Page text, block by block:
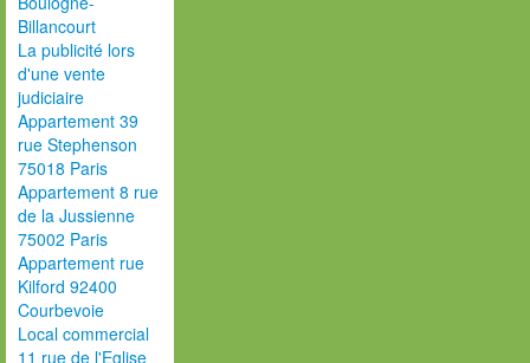
Billancourt
La publicité lors
d'une vente
judiciaire
Appartement 39
rue Stephenson
75018 Paris
Appartement 8 rue
de la Jussienne
75002 Paris
Appartement rue
Kilford 92400
Courbevoie
Local commercial
11 rue de l'Eglise